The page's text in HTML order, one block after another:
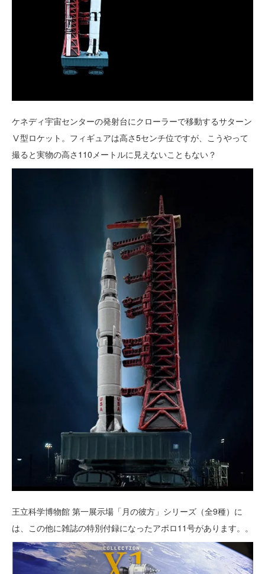
ケネディ宇宙センターの発射台にクローラーで移動するサターン
Ⅴ型ロケット。フィギュアは高さ5センチ位ですが、こうやって
撮ると実物の高さ110メートルに見えないこともない？
王立科学博物館 第一展示場「月の彼方」シリーズ（全9種）に
は、この他に雑誌の特別付録になったアポロ11号があります。。